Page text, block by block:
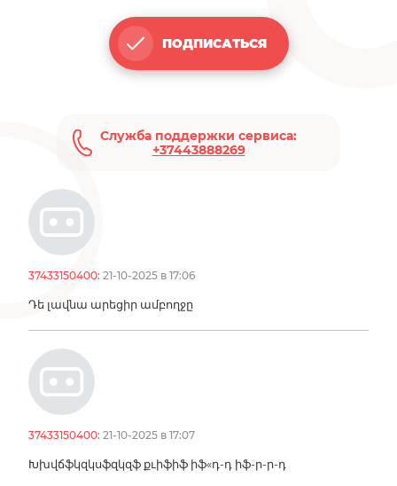
ПОДПИСАТЬСЯ
Служба поддержки сервиса:
+37443888269
37433150400: 21-10-2025 в 17:06
Դե լավնա արեցիր ամբողջը
37433150400: 21-10-2025 в 17:07
Խխվճֆկզկսֆզկզֆ քւիֆիֆ իֆ«դ-դ իֆ-ր-ր-դ